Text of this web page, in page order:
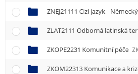
ZNEJ21111 Cizí jazyk -
ZLAT2111 Odborná latinská
ZKOPE2231 Komunitní péče
ZKOM22313 Komunikace a